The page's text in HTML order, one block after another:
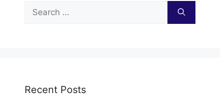
for:
Recent Posts